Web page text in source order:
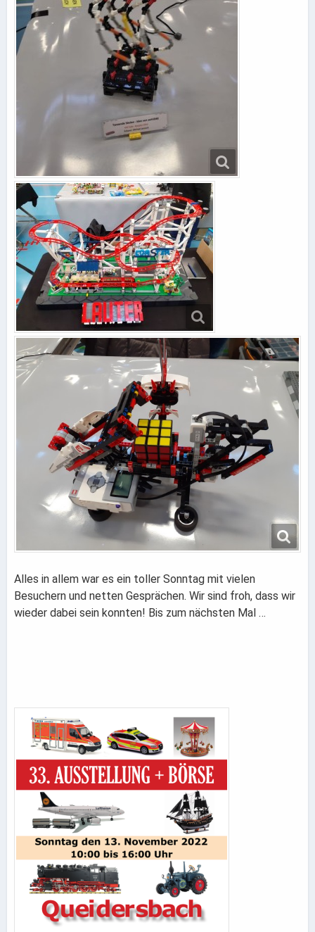
Alles in allem war es ein toller Sonntag mit vielen
Besuchern und netten Gesprächen. Wir sind froh, dass wir
wieder dabei sein konnten! Bis zum nächsten Mal …